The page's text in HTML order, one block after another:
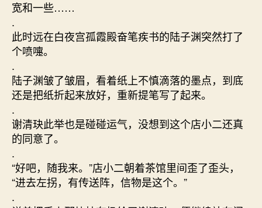
宽和一些……
.
此时远在白夜宫孤霞殿奋笔疾书的陆子渊突然打了
个喷嚏。
.
陆子渊皱了皱眉，看着纸上不慎滴落的墨点，到底
还是把纸折起来放好，重新提笔写了起来。
.
谢清玦此举也是碰碰运气，没想到这个店小二还真
的同意了。
.
“好吧，随我来。”店小二朝着茶馆里间歪了歪头，
“进去左拐，有传送阵，信物是这个。”
.